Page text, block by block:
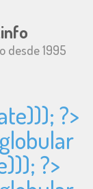
desde 1995
?>
?>